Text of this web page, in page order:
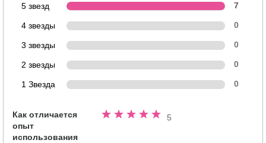
5 звезд 7
4 звезды 0
3 звезды 0
2 звезды 0
1 Звезда 0
Как отличается
опыт
использования
5
Номинальный